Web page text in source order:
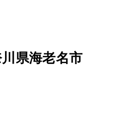
県海老名市